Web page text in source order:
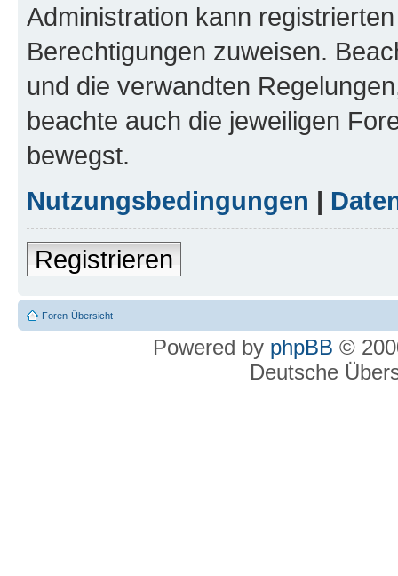
Administration kann
Berechtigungen zuweisen.
und die verwandten
beachte auch die jeweiligen
bewegst.
Nutzungsbedingungen |
Registrieren
Foren-Übersicht
Powered by phpBB ©
Deutsche